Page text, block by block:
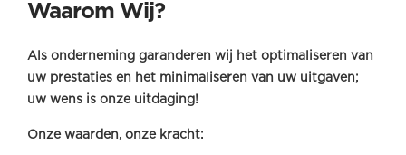
Waarom Wij?
Als onderneming garanderen wij het optimaliseren van
uw prestaties en het minimaliseren van uw uitgaven;
uw wens is onze uitdaging!
Onze waarden, onze kracht: